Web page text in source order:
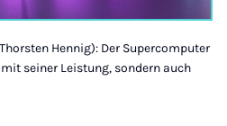
Hennig): Der Supercomputer
seiner Leistung, sondern auch